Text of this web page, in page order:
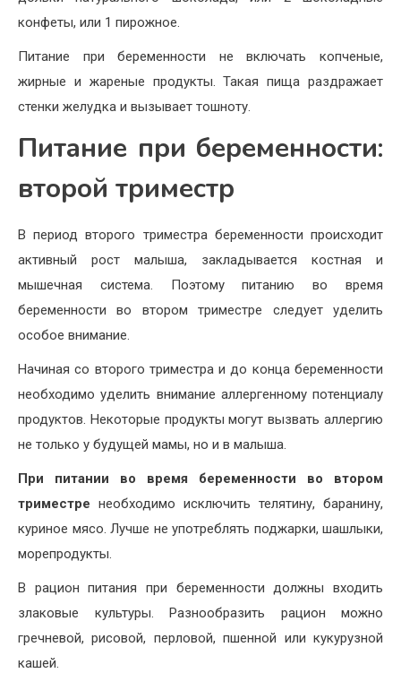
конфеты, или 1 пирожное.
Питание при беременности не включать копченые,
жирные и жареные продукты. Такая пища раздражает
стенки желудка и вызывает тошноту.
Питание при беременности:
второй триместр
В период второго триместра беременности происходит
активный рост малыша, закладывается костная и
мышечная система. Поэтому питанию во время
беременности во втором триместре следует уделить
особое внимание.
Начиная со второго триместра и до конца беременности
необходимо уделить внимание аллергенному потенциалу
продуктов. Некоторые продукты могут вызвать аллергию
не только у будущей мамы, но и в малыша.
При питании во время беременности во втором
триместре необходимо исключить телятину, баранину,
куриное мясо. Лучше не употреблять поджарки, шашлыки,
морепродукты.
В рацион питания при беременности должны входить
злаковые культуры. Разнообразить рацион можно
гречневой, рисовой, перловой, пшенной или кукурузной
кашей.